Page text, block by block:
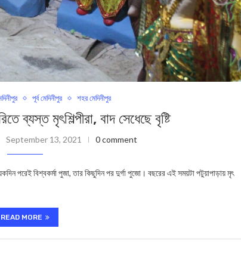
পূর্ব মেদিনীপুর শহর মেদিনীপুর
ব্যস্ত মৃৎশিল্পীরা, বাদ সেধেছে বৃষ্টি
September 13, 2021 0 comment
পরেই বিশ্বকর্মা পুজা, তার কিছুদিন পর দুর্গা পুজো। বছরের এই সময়টা পটুয়াপাড়ায় মৃৎ
READ MORE